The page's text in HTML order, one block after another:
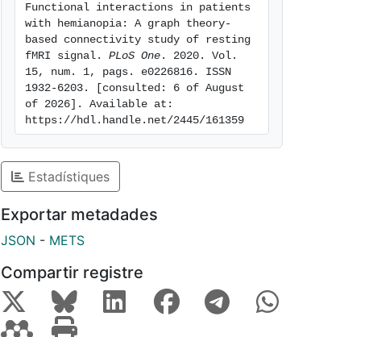
Functional interactions in patients
with hemianopia: A graph theory-
based connectivity study of resting
fMRI signal. PLoS One . 2020. Vol.
15, num. 1, pags. e0226816. ISSN
1932-6203. [consulted: 6 of August
of 2026]. Available at:
https://hdl.handle.net/2445/161359
Estadístiques
Exportar metadades
JSON - METS
Compartir registre